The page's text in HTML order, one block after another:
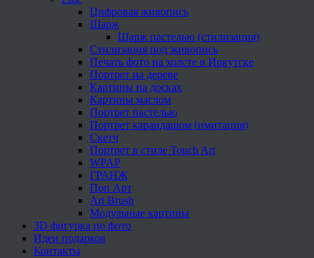
Цифровая живопись
Шарж
Шарж пастелью (стилизация)
Стилизация под живопись
Печать фото на холсте в Иркутске
Портрет на дереве
Картины на досках
Картины маслом
Портрет пастелью
Портрет карандашом (имитация)
Скетч
Портрет в стиле Touch Art
WPAP
ГРАНЖ
Поп Арт
Art Brush
Модульные картины
3D фигурка по фото
Идеи подарков
Контакты